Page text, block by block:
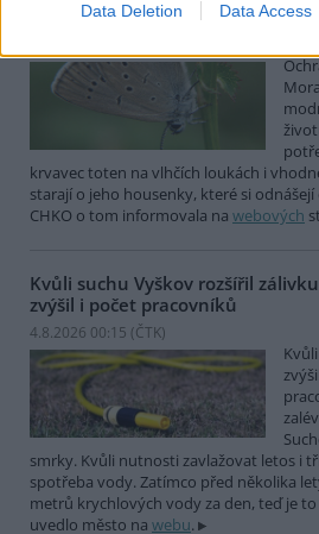
Data Deletion Data Access
modráska očkovaného
krvavec toten na vlhčích loukách i
starají o jeho housenky, které si
CHKO o tom informovala na webových
Kvůli suchu Vyškov rozšířil
zvýšil i počet pracovníků
4.8.2026 00:15 (ČTK)
smrky. Kvůli nutnosti zavlažovat letos i
spotřeba vody. Zatímco před několika
metrů krychlových vody za den, teď je
uvedlo město na webu.